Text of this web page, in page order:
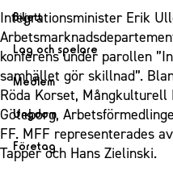
Nyheter
Kalender
Biljett
Biljett
Årskort herr
Årskort dam
Mitt MFF
Biljetter till bortamatcher
Lag och spelare
Lag
Herrlaget
Spelare
Ledarstab
Medlem
Medlemskap i Malmö FF
Årsmöte 2026
Ungdom
MFF Ungdom
Sommarfotboll
Företag
Integrationsminister Erik
konferens under parollen
samhället gör skillnad”.
Röda Korset, Mångkulturell
Göteborg,
FF. MFF representerades
Tapper och Hans Zielinski.